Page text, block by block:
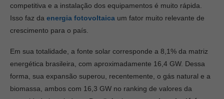
competitiva e a instalação dos equipamentos é muito rápida.
Isso faz da energia fotovoltaica um fator muito relevante de
crescimento para o país.
Em sua totalidade, a fonte solar corresponde a 8,1% da matriz
energética brasileira, com aproximadamente 16,4 GW. Dessa
forma, sua expansão superou, recentemente, o gás natural e a
biomassa, ambos com 16,3 GW no ranking de valores da